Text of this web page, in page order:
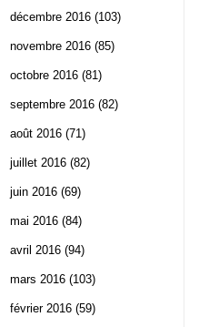
décembre 2016 (103)
novembre 2016 (85)
octobre 2016 (81)
septembre 2016 (82)
août 2016 (71)
juillet 2016 (82)
juin 2016 (69)
mai 2016 (84)
avril 2016 (94)
mars 2016 (103)
février 2016 (59)